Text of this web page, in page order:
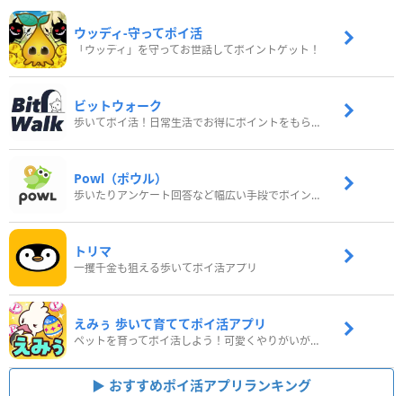
ウッディ‐守ってポイ活
「ウッディ」を守ってお世話してポイントゲット！
ビットウォーク
歩いてポイ活！日常生活でお得にポイントをもらおう
Powl（ポウル）
歩いたりアンケート回答など幅広い手段でポイントをゲット
トリマ
一攫千金も狙える歩いてポイ活アプリ
えみぅ 歩いて育ててポイ活アプリ
ペットを育ってポイ活しよう！可愛くやりがいがある新感覚アプリ
おすすめポイ活アプリランキング